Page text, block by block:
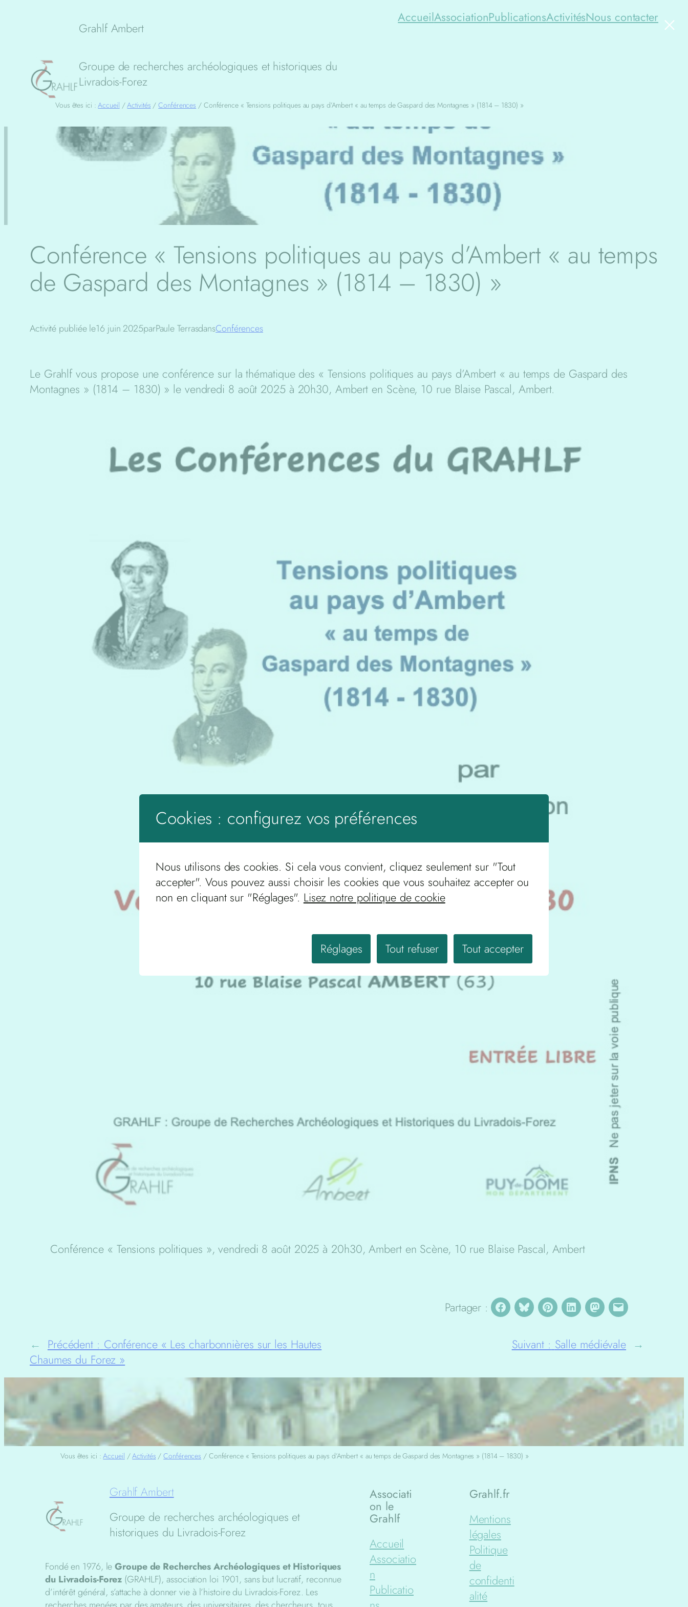
Grahlf Ambert
Groupe de recherches archéologiques et historiques du
Livradois-Forez
AccueilAssociationPublicationsActivitésNous contacter
Vous êtes ici :Accueil /Activités /Conférences / Conférence « Tensions politiques au pays d’Ambert « au temps de Gaspard des Montagnes » (1814 – 1830) »
Conférence « Tensions politiques au pays d’Ambert « au temps
de Gaspard des Montagnes » (1814 – 1830) »
Activité publiée le16 juin 2025parPaule TerrasdansConférences
Le Grahlf vous propose une conférence sur la thématique des « Tensions politiques au pays d’Ambert « au temps de Gaspard des
Montagnes » (1814 – 1830) » le vendredi 8 août 2025 à 20h30, Ambert en Scène, 10 rue Blaise Pascal, Ambert.
Conférence « Tensions politiques », vendredi 8 août 2025 à 20h30, Ambert en Scène, 10 rue Blaise Pascal, Ambert
Partager :
← Précédent : Conférence « Les charbonnières sur les Hautes
Chaumes du Forez »
Suivant : Salle médiévale →
Vous êtes ici :Accueil /Activités /Conférences / Conférence « Tensions politiques au pays d’Ambert « au temps de Gaspard des Montagnes » (1814 – 1830) »
Grahlf Ambert
Groupe de recherches archéologiques et
historiques du Livradois-Forez
Fondé en 1976, leGroupe de Recherches Archéologiques et Historiques
du Livradois-Forez (GRAHLF), association loi 1901, sans but lucratif, reconnue
d’intérêt général, s’attache à donner vie à l’histoire du Livradois-Forez. Les
Associati
on le
Grahlf
Accueil
Associatio
n
Publicatio
Grahlf.fr
Mentions
légales
Politique
de
confidenti
alité
×
Cookies : configurez vos préférences
Nous utilisons des cookies. Si cela vous convient, cliquez seulement sur "Tout
accepter". Vous pouvez aussi choisir les cookies que vous souhaitez accepter ou
non en cliquant sur "Réglages". Lisez notre politique de cookie
Réglages Tout refuser Tout accepter